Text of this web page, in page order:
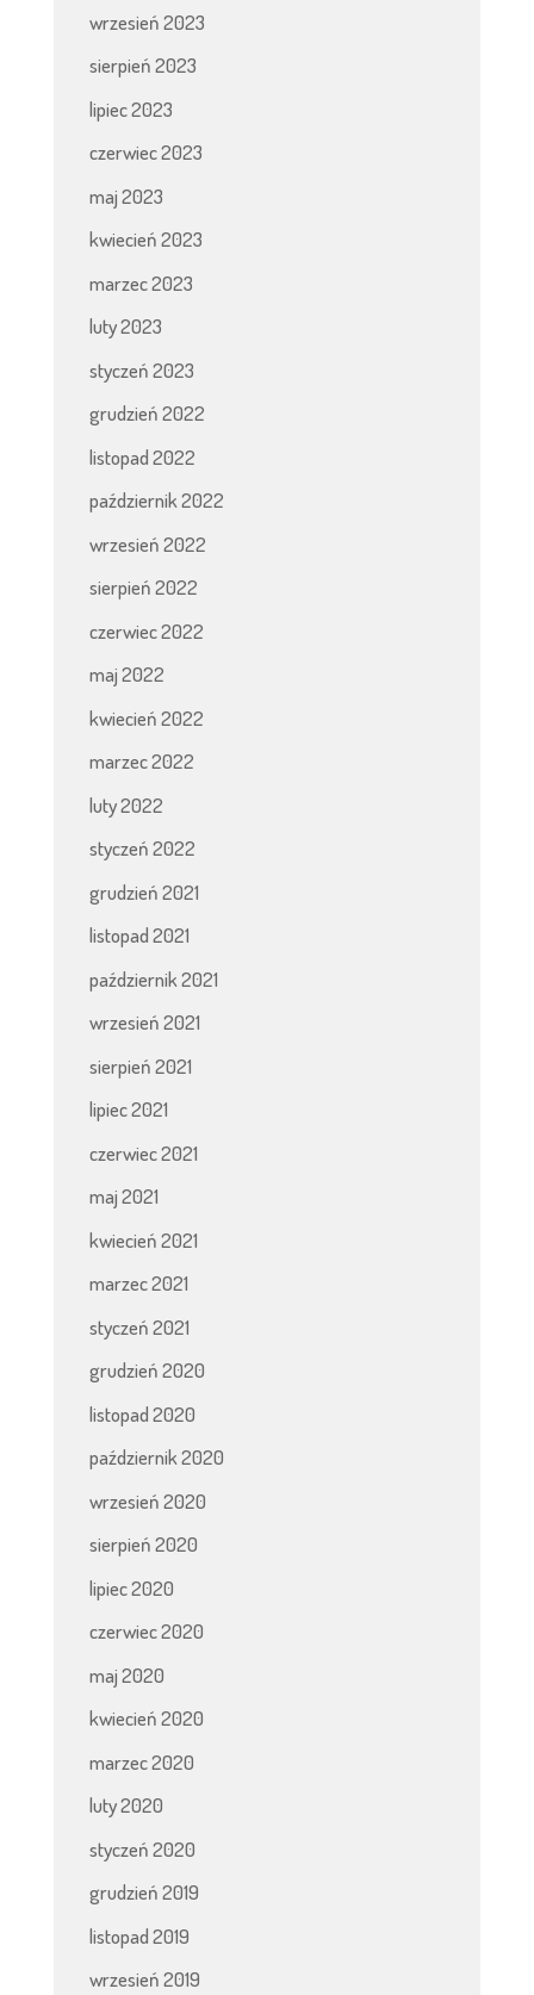
wrzesień 2023
sierpień 2023
lipiec 2023
czerwiec 2023
maj 2023
kwiecień 2023
marzec 2023
luty 2023
styczeń 2023
grudzień 2022
listopad 2022
październik 2022
wrzesień 2022
sierpień 2022
czerwiec 2022
maj 2022
kwiecień 2022
marzec 2022
luty 2022
styczeń 2022
grudzień 2021
listopad 2021
październik 2021
wrzesień 2021
sierpień 2021
lipiec 2021
czerwiec 2021
maj 2021
kwiecień 2021
marzec 2021
styczeń 2021
grudzień 2020
listopad 2020
październik 2020
wrzesień 2020
sierpień 2020
lipiec 2020
czerwiec 2020
maj 2020
kwiecień 2020
marzec 2020
luty 2020
styczeń 2020
grudzień 2019
listopad 2019
wrzesień 2019